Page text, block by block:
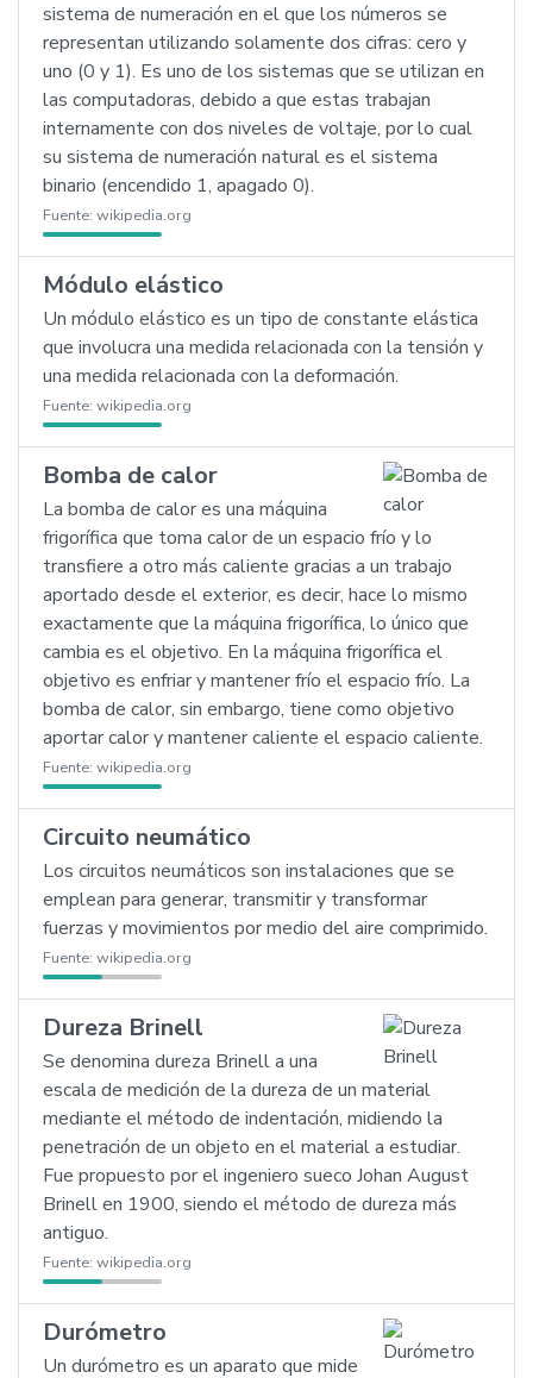
sistema de numeración en el que los números se
representan utilizando solamente dos cifras: cero y
uno (0 y 1). Es uno de los sistemas que se utilizan en
las computadoras, debido a que estas trabajan
internamente con dos niveles de voltaje, por lo cual
su sistema de numeración natural es el sistema
binario (encendido 1, apagado 0).
Fuente: wikipedia.org
Módulo elástico
Un módulo elástico es un tipo de constante elástica
que involucra una medida relacionada con la tensión y
una medida relacionada con la deformación.
Fuente: wikipedia.org
Bomba de calor
La bomba de calor es una máquina
frigorífica que toma calor de un espacio frío y lo
transfiere a otro más caliente gracias a un trabajo
aportado desde el exterior, es decir, hace lo mismo
exactamente que la máquina frigorífica, lo único que
cambia es el objetivo. En la máquina frigorífica el
objetivo es enfriar y mantener frío el espacio frío. La
bomba de calor, sin embargo, tiene como objetivo
aportar calor y mantener caliente el espacio caliente.
Fuente: wikipedia.org
Circuito neumático
Los circuitos neumáticos son instalaciones que se
emplean para generar, transmitir y transformar
fuerzas y movimientos por medio del aire comprimido.
Fuente: wikipedia.org
Dureza Brinell
Se denomina dureza Brinell a una
escala de medición de la dureza de un material
mediante el método de indentación, midiendo la
penetración de un objeto en el material a estudiar.
Fue propuesto por el ingeniero sueco Johan August
Brinell en 1900, siendo el método de dureza más
antiguo.
Fuente: wikipedia.org
Durómetro
Un durómetro es un aparato que mide